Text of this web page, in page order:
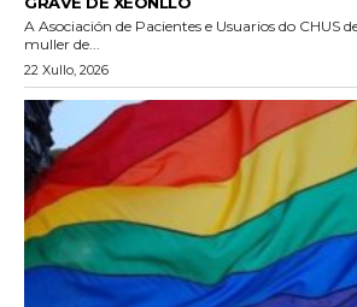
A Asociación de Pacientes e Usuarios do CHUS
muller de...
22 Xullo, 2026